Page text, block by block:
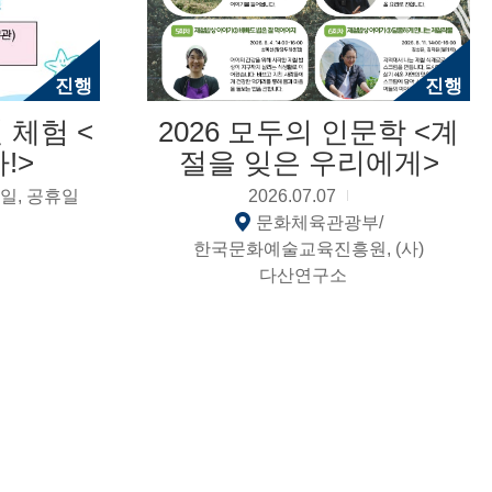
진행
체험 <
!>
, 공휴일
진행
2026 모두의 인문학 <계
절을 잊은 우리에게>
2026.07.07
문화체육관광부/
한국문화예술교육진흥원, (사)
다산연구소